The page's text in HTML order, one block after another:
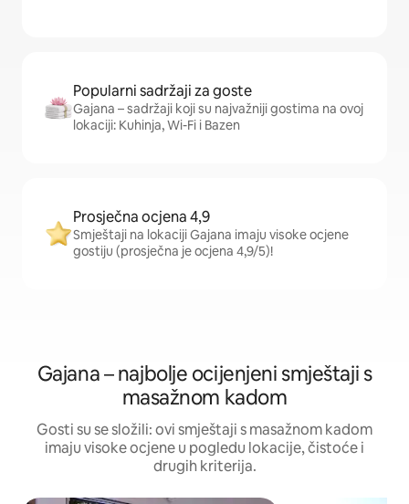
Popularni sadržaji za goste
Gajana – sadržaji koji su najvažniji gostima na ovoj
lokaciji: Kuhinja, Wi-Fi i Bazen
Prosječna ocjena 4,9
Smještaji na lokaciji Gajana imaju visoke ocjene
gostiju (prosječna je ocjena 4,9/5)!
Gajana – najbolje ocijenjeni smještaji s
masažnom kadom
Gosti su se složili: ovi smještaji s masažnom kadom
imaju visoke ocjene u pogledu lokacije, čistoće i
drugih kriterija.